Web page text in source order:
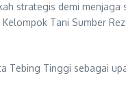
strategis demi
Tani Sumber
Tebing Tinggi sebagai